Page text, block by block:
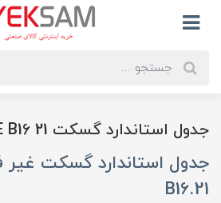
جدول استاندارد گسکت ASME B16 21
B16.21